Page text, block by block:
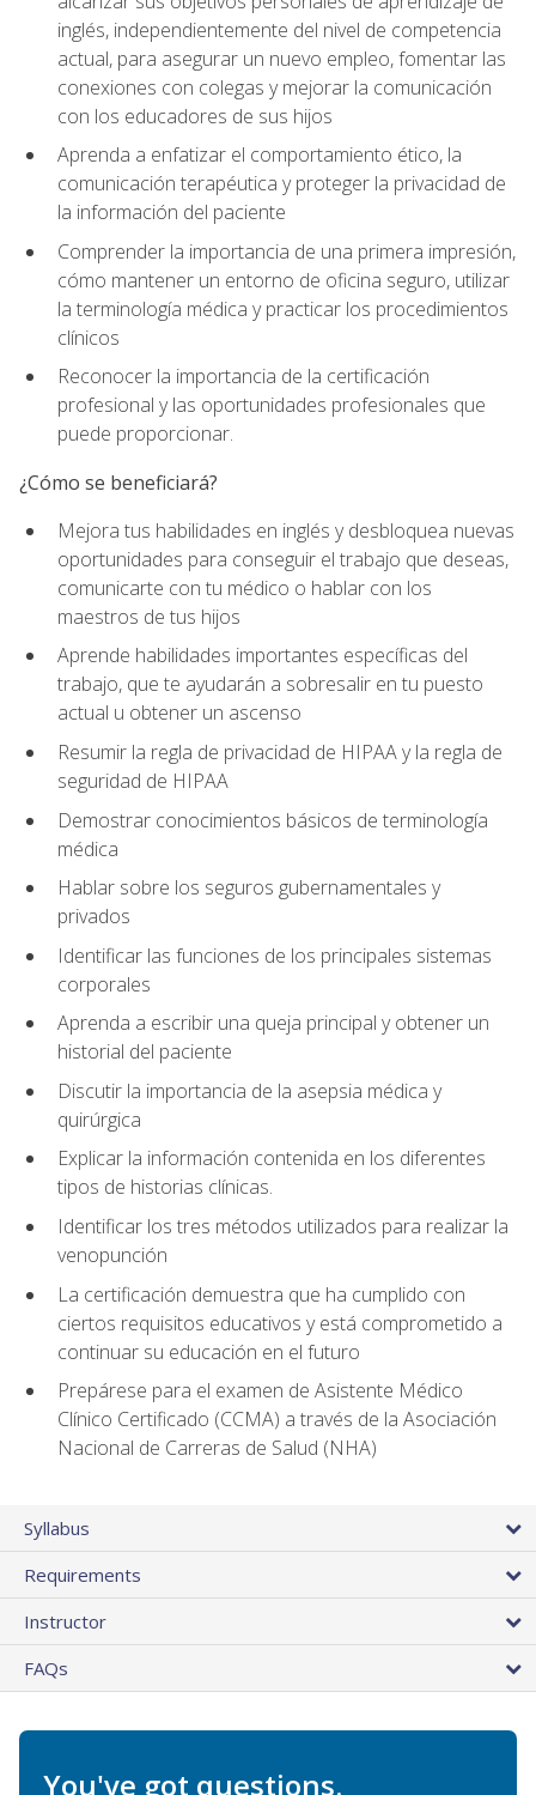
inglés, independientemente del nivel de competencia
actual, para asegurar un nuevo empleo, fomentar las
conexiones con colegas y mejorar la comunicación
con los educadores de sus hijos
Aprenda a enfatizar el comportamiento ético, la
comunicación terapéutica y proteger la privacidad de
la información del paciente
Comprender la importancia de una primera impresión,
cómo mantener un entorno de oficina seguro, utilizar
la terminología médica y practicar los procedimientos
clínicos
Reconocer la importancia de la certificación
profesional y las oportunidades profesionales que
puede proporcionar.
¿Cómo se beneficiará?
Mejora tus habilidades en inglés y desbloquea nuevas
oportunidades para conseguir el trabajo que deseas,
comunicarte con tu médico o hablar con los
maestros de tus hijos
Aprende habilidades importantes específicas del
trabajo, que te ayudarán a sobresalir en tu puesto
actual u obtener un ascenso
Resumir la regla de privacidad de HIPAA y la regla de
seguridad de HIPAA
Demostrar conocimientos básicos de terminología
médica
Hablar sobre los seguros gubernamentales y
privados
Identificar las funciones de los principales sistemas
corporales
Aprenda a escribir una queja principal y obtener un
historial del paciente
Discutir la importancia de la asepsia médica y
quirúrgica
Explicar la información contenida en los diferentes
tipos de historias clínicas.
Identificar los tres métodos utilizados para realizar la
venopunción
La certificación demuestra que ha cumplido con
ciertos requisitos educativos y está comprometido a
continuar su educación en el futuro
Prepárese para el examen de Asistente Médico
Clínico Certificado (CCMA) a través de la Asociación
Nacional de Carreras de Salud (NHA)
Syllabus
Requirements
Instructor
FAQs
You've got questions.